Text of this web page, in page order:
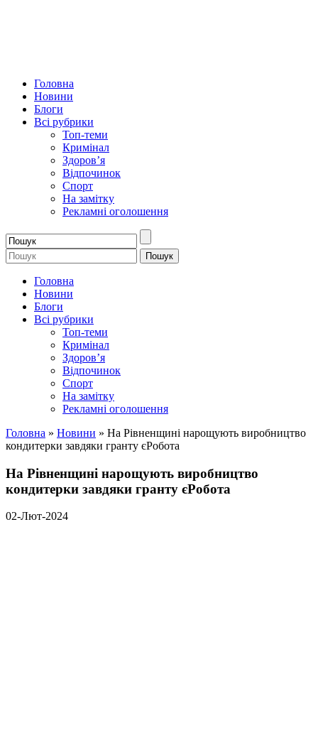
Головна
Новини
Блоги
Всі рубрики
Топ-теми
Кримінал
Здоров’я
Відпочинок
Спорт
На замітку
Рекламні оголошення
Головна
Новини
Блоги
Всі рубрики
Топ-теми
Кримінал
Здоров’я
Відпочинок
Спорт
На замітку
Рекламні оголошення
Головна » Новини » На Рівненщині нарощують виробництво
кондитерки завдяки гранту єРобота
На Рівненщині нарощують виробництво
кондитерки завдяки гранту єРобота
02-Лют-2024